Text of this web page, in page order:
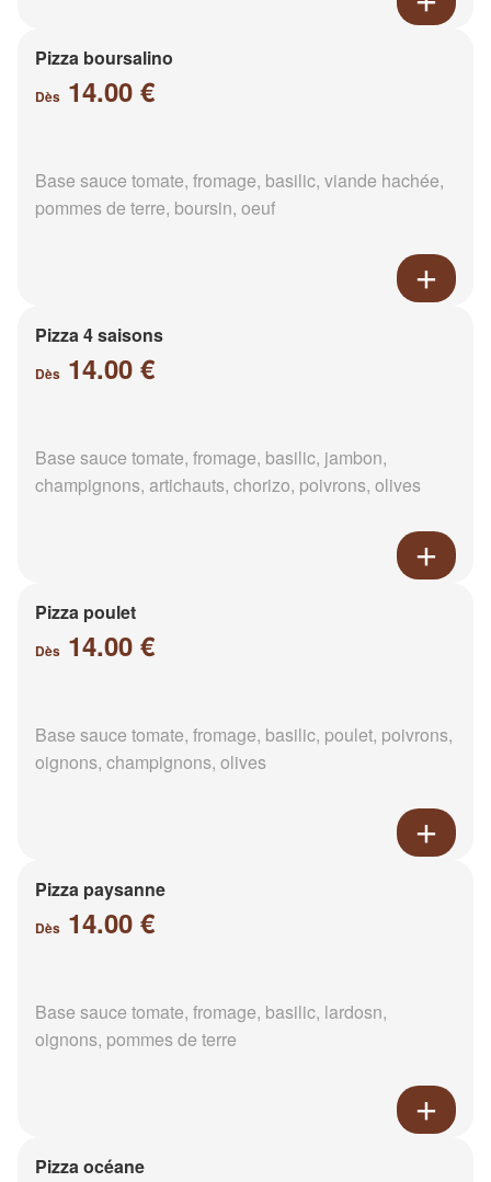
Pizza boursalino
Dès 14.00 €
Base sauce tomate, fromage, basilic, viande hachée,
pommes de terre, boursin, oeuf
Pizza 4 saisons
Dès 14.00 €
Base sauce tomate, fromage, basilic, jambon,
champignons, artichauts, chorizo, poivrons, olives
Pizza poulet
Dès 14.00 €
Base sauce tomate, fromage, basilic, poulet, poivrons,
oignons, champignons, olives
Pizza paysanne
Dès 14.00 €
Base sauce tomate, fromage, basilic, lardosn,
oignons, pommes de terre
Pizza océane